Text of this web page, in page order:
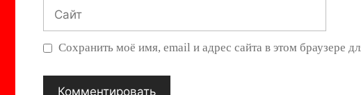
Сайт
Сохранить моё имя, email и адрес сайта в этом браузере